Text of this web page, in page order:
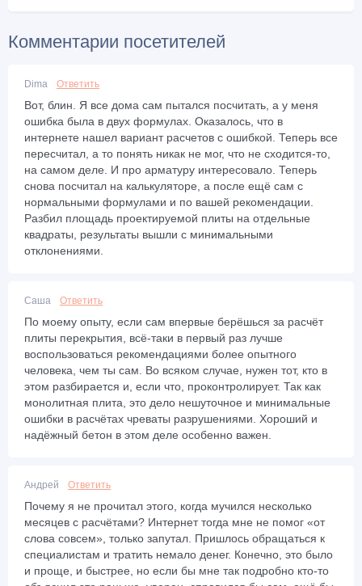
Комментарии посетителей
Dima Ответить
Вот, блин. Я все дома сам пытался посчитать, а у меня
ошибка была в двух формулах. Оказалось, что в
интернете нашел вариант расчетов с ошибкой. Теперь все
пересчитал, а то понять никак не мог, что не сходится-то,
на самом деле. И про арматуру интересовало. Теперь
снова посчитал на калькуляторе, а после ещё сам с
нормальными формулами и по вашей рекомендации.
Разбил площадь проектируемой плиты на отдельные
квадраты, результаты вышли с минимальными
отклонениями.
Саша Ответить
По моему опыту, если сам впервые берёшься за расчёт
плиты перекрытия, всё-таки в первый раз лучше
воспользоваться рекомендациями более опытного
человека, чем ты сам. Во всяком случае, нужен тот, кто в
этом разбирается и, если что, проконтролирует. Так как
монолитная плита, это дело нешуточное и минимальные
ошибки в расчётах чреваты разрушениями. Хороший и
надёжный бетон в этом деле особенно важен.
Андрей Ответить
Почему я не прочитал этого, когда мучился несколько
месяцев с расчётами? Интернет тогда мне не помог «от
слова совсем», только запутал. Пришлось обращаться к
специалистам и тратить немало денег. Конечно, это было
и проще, и быстрее, но если бы мне так подробно кто-то